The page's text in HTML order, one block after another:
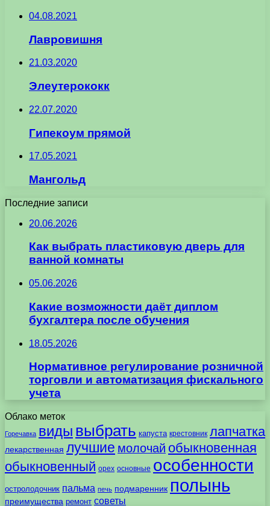
04.08.2021
Лавровишня
21.03.2020
Элеутерококк
22.07.2020
Гипекоум прямой
17.05.2021
Мангольд
Последние записи
20.06.2026
Как выбрать пластиковую дверь для
ванной комнаты
05.06.2026
Какие возможности даёт диплом
бухгалтера после обучения
18.05.2026
Нормативное регулирование розничной
торговли и автоматизация фискального
учета
Облако меток
Горечавка виды выбрать капуста крестовник лапчатка
лекарственная лучшие молочай обыкновенная
обыкновенный орех основные особенности
остролодочник пальма печь подмаренник полынь
преимущества ремонт советы